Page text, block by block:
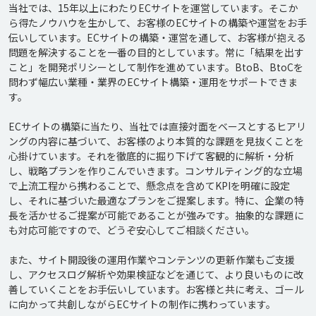
当社では、15年以上にわたりECサイトを運営しています。そこか
ら得たノウハウを生かして、お客様のECサイトの構築や運営をお手
伝いしています。ECサイトの構築・運営を通して、お客様が抱える
問題を解決することを一番の目的としています。常に「結果を出す
こと」を開発ポリシーとして制作を進めています。BtoB、BtoCを
問わず幅広い業種・業界のECサイト構築・運用をサポートできま
す。
ECサイトの構築に当たり、当社では直接対面をベースとするヒアリ
ングの内容に基づいて、お客様のより本質的な課題を見抜くことを
心掛けています。それを徹底的に掘り下げて客観的に解析・分析
し、戦略プランを作りこんでいきます。コンサルティング的な立場
で上流工程から携わることで、懸念点を含めてKPIを明確に設定
し、それに基づいた最適なプランをご提案します。特に、企業の特
長を活かせるご提案が可能であることが強みです。抽象的な課題に
も対応可能ですので、どうぞ安心してご相談ください。
また、サイト開設後の運用作業やコンテンツの更新作業もご支援
し、アクセスログ解析や効果検証などを通じて、より良いものに改
善していくことをお手伝いしています。お客様と共に考え、ゴール
に向かって共創しながらECサイトの制作に携わっています。